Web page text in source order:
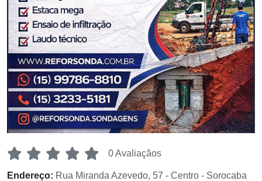
0 Avaliaçãos
Endereço: Rua Miranda Azevedo, 57 - Centro - Sorocaba